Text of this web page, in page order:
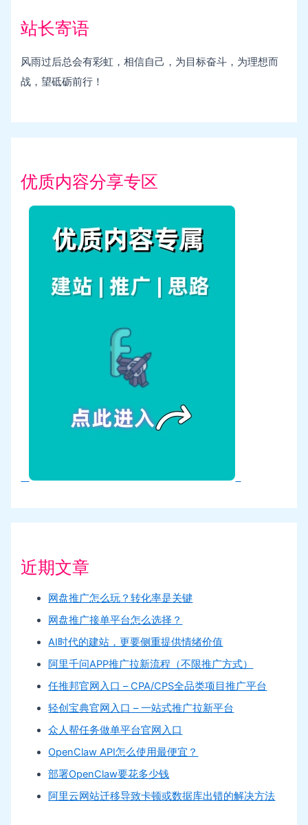
站长寄语
风雨过后总会有彩虹，相信自己，为目标奋斗，为理想而
战，望砥砺前行！
优质内容分享专区
近期文章
网盘推广怎么玩？转化率是关键
网盘推广接单平台怎么选择？
AI时代的建站，更要侧重提供情绪价值
阿里千问APP推广拉新流程（不限推广方式）
任推邦官网入口 – CPA/CPS全品类项目推广平台
轻创宝典官网入口 – 一站式推广拉新平台
众人帮任务做单平台官网入口
OpenClaw API怎么使用最便宜？
部署OpenClaw要花多少钱
阿里云网站迁移导致卡顿或数据库出错的解决方法